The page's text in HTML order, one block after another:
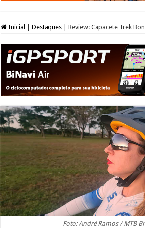
Inicial Destaques Review: Capacete Trek
Foto: André Ramos / MTB